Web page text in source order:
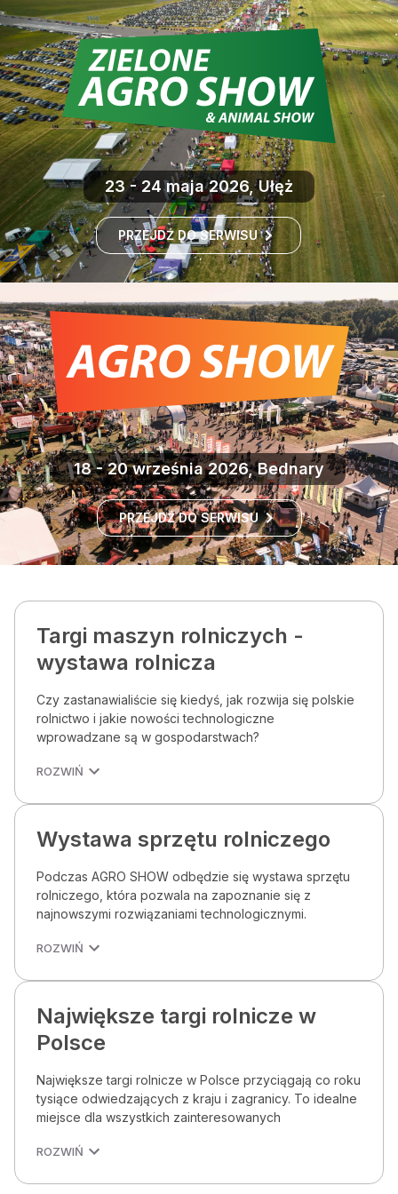
23 - 24 maja 2026, Ułęż
PRZEJDŹ DO SERWISU
18 - 20 września 2026, Bednary
PRZEJDŹ DO SERWISU
Targi maszyn rolniczych -
wystawa rolnicza
Czy zastanawialiście się kiedyś, jak rozwija się polskie
rolnictwo i jakie nowości technologiczne
wprowadzane są w gospodarstwach?
ROZWIŃ
Wystawa sprzętu rolniczego
Podczas AGRO SHOW odbędzie się wystawa sprzętu
rolniczego, która pozwala na zapoznanie się z
najnowszymi rozwiązaniami technologicznymi.
ROZWIŃ
Największe targi rolnicze w
Polsce
Największe targi rolnicze w Polsce przyciągają co roku
tysiące odwiedzających z kraju i zagranicy. To idealne
miejsce dla wszystkich zainteresowanych
ROZWIŃ